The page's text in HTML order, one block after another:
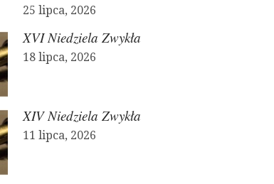
25 lipca, 2026
XVI Niedziela Zwykła
18 lipca, 2026
XIV Niedziela Zwykła
11 lipca, 2026